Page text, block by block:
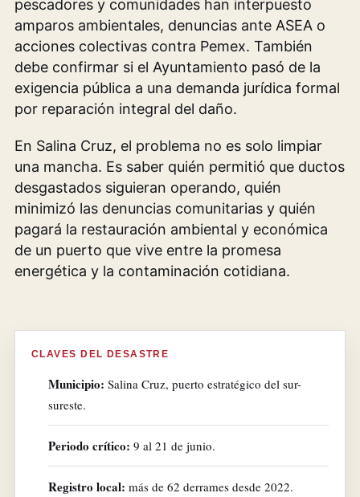
pescadores y comunidades han interpuesto
amparos ambientales, denuncias ante ASEA o
acciones colectivas contra Pemex. También
debe confirmar si el Ayuntamiento pasó de la
exigencia pública a una demanda jurídica formal
por reparación integral del daño.
En Salina Cruz, el problema no es solo limpiar
una mancha. Es saber quién permitió que ductos
desgastados siguieran operando, quién
minimizó las denuncias comunitarias y quién
pagará la restauración ambiental y económica
de un puerto que vive entre la promesa
energética y la contaminación cotidiana.
CLAVES DEL DESASTRE
Municipio: Salina Cruz, puerto estratégico del sur-
sureste.
Periodo crítico: 9 al 21 de junio.
Registro local: más de 62 derrames desde 2022.